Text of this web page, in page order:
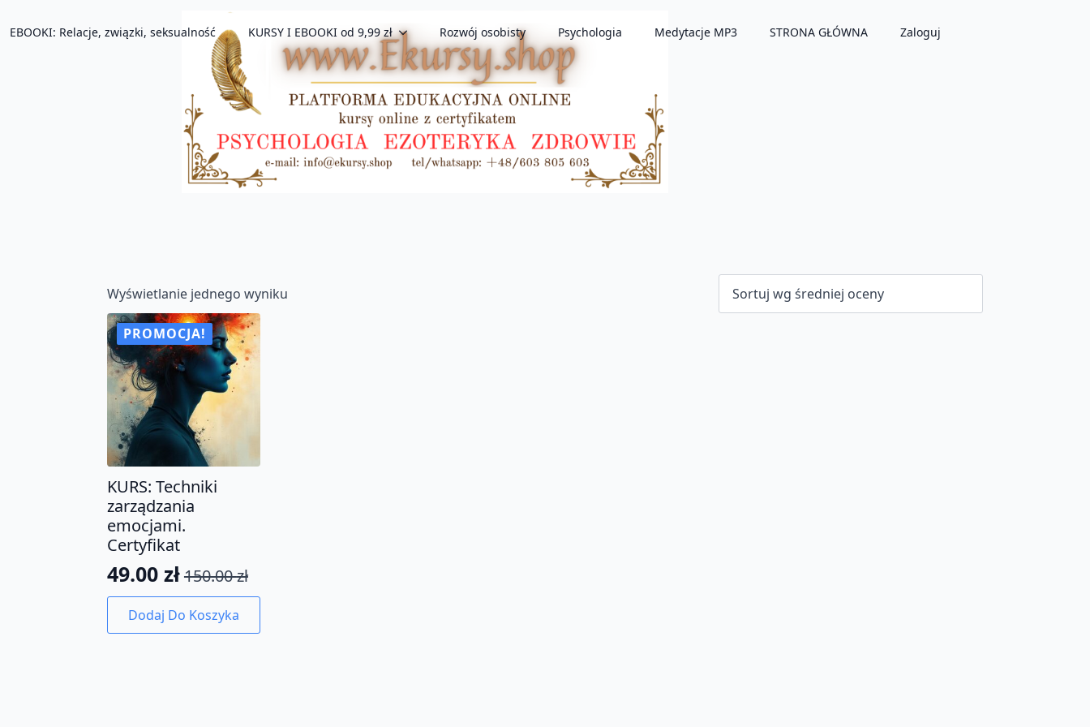
EBOOKI: Relacje, związki, seksualność KURSY I EBOOKI od 9,99 zł Rozwój osobisty Psychologia Medytacje MP3 STRONA GŁÓWNA Zaloguj
Wyświetlanie jednego wyniku
PROMOCJA!
KURS: Techniki
zarządzania
emocjami.
Certyfikat
150.00zł
Pierwotna
cena
wynosiła:
49.00 zł
Aktualna
cena
wynosi:
Dodaj Do Koszyka